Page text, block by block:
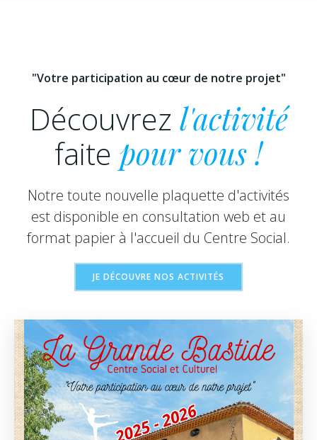
"Votre participation au cœur de notre projet"
Découvrez l'activité
faite pour vous !
Notre toute nouvelle plaquette d'activités
est disponible en consultation web et au
format papier à l'accueil du Centre Social.
JE DÉCOUVRE NOS ACTIVITÉS